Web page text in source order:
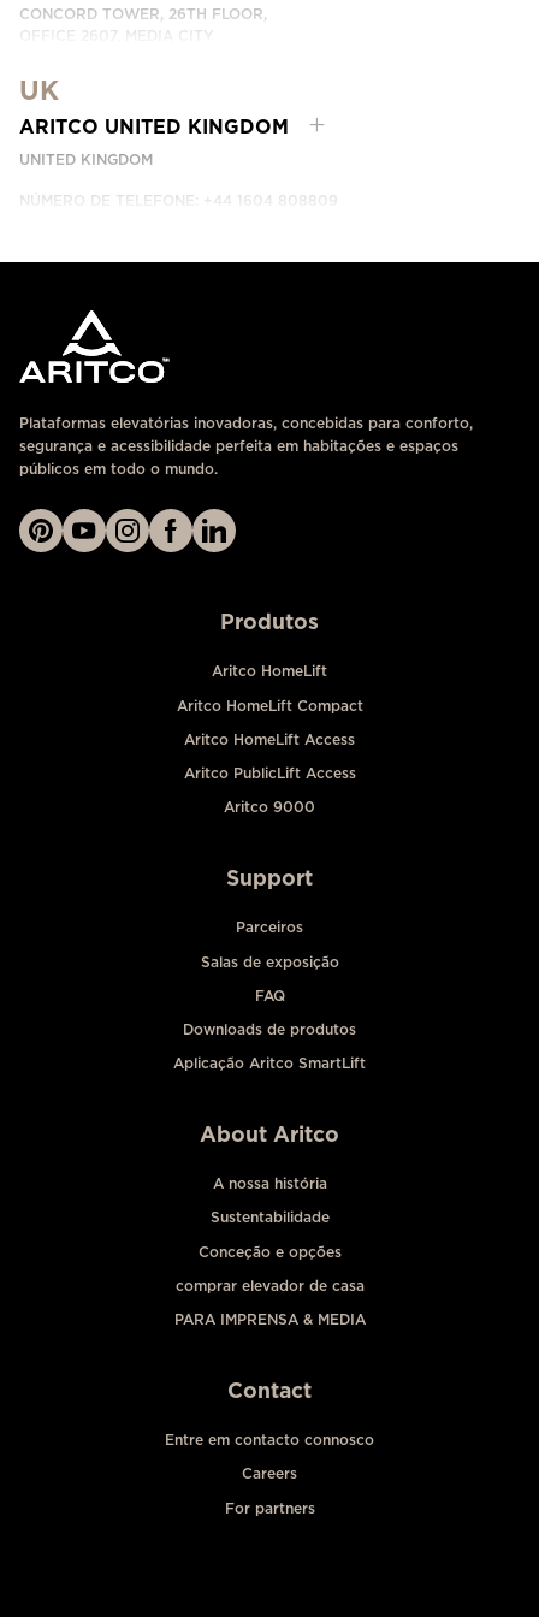
CONCORD TOWER, 26TH FLOOR,
OFFICE 2607, MEDIA CITY
ENTRE EM CONTACTO CONNOSCO
UK
ARITCO UNITED KINGDOM
UNITED KINGDOM
NÚMERO DE TELEFONE: +44 1604 808809
Plataformas elevatórias inovadoras, concebidas para conforto,
segurança e acessibilidade perfeita em habitações e espaços
públicos em todo o mundo.
Produtos
Aritco HomeLift
Aritco HomeLift Compact
Aritco HomeLift Access
Aritco PublicLift Access
Aritco 9000
Support
Parceiros
Salas de exposição
FAQ
Downloads de produtos
Aplicação Aritco SmartLift
About Aritco
A nossa história
Sustentabilidade
Conceção e opções
comprar elevador de casa
PARA IMPRENSA & MEDIA
Contact
Entre em contacto connosco
Careers
For partners